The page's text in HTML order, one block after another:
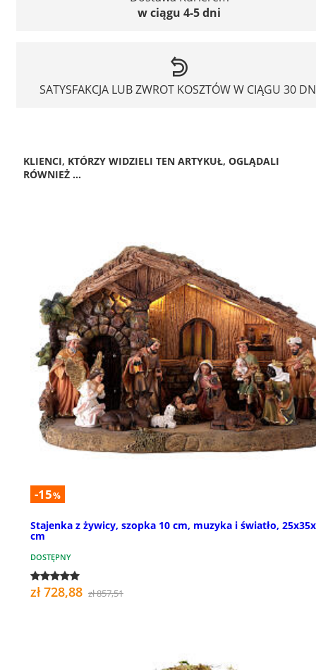
w ciągu 4-5 dni
SATYSFAKCJA LUB ZWROT KOSZTÓW W CIĄGU 30
KLIENCI, KTÓRZY WIDZIELI TEN ARTYKUŁ, OGLĄDALI
RÓWNIEŻ ...
-15%
Stajenka z żywicy, szopka 10 cm, muzyka i światło,
cm
DOSTĘPNY
zł 728,88 zł 857,51